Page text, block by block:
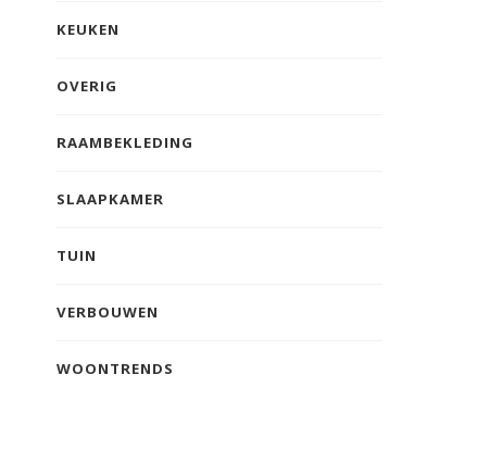
KEUKEN
OVERIG
RAAMBEKLEDING
SLAAPKAMER
TUIN
VERBOUWEN
WOONTRENDS